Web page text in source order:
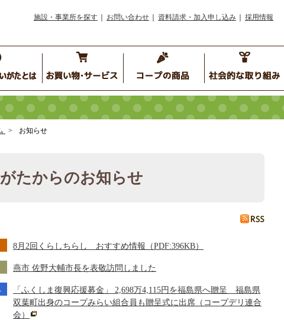
施設・事業所を探す お問い合わせ 資料請求・加入申し込み 採用情報
お知らせ
たからのお知らせ
8月2回くらしちらし おすすめ情報（PDF:396KB）
燕市 佐野大輔市長を表敬訪問しました
「ふくしま復興応援募金」 2,698万4,115円を福島県へ贈呈 福島県
双葉町出身のコープみらい組合員も贈呈式に出席（コープデリ連合
会）